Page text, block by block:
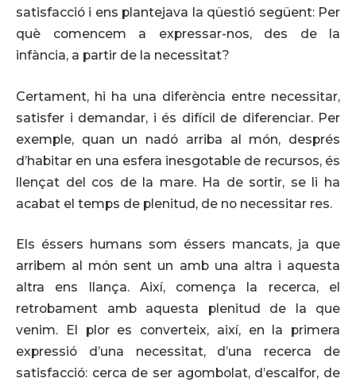
satisfacció i ens plantejava la qüestió següent: Per
què comencem a expressar-nos, des de la
infància, a partir de la necessitat?
Certament, hi ha una diferència entre necessitar,
satisfer i demandar, i és difícil de diferenciar. Per
exemple, quan un nadó arriba al món, després
d’habitar en una esfera inesgotable de recursos, és
llençat del cos de la mare. Ha de sortir, se li ha
acabat el temps de plenitud, de no necessitar res.
Els éssers humans som éssers mancats, ja que
arribem al món sent un amb una altra i aquesta
altra ens llança. Així, comença la recerca, el
retrobament amb aquesta plenitud de la que
venim. El plor es converteix, així, en la primera
expressió d’una necessitat, d’una recerca de
satisfacció: cerca de ser agombolat, d’escalfor, de